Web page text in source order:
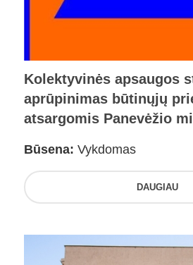
Kolektyvinės apsaugos
aprūpinimas būtinųjų
atsargomis Panevėžio
Būsena: Vykdomas
DAUGIAU